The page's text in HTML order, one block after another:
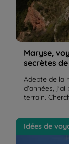
Maryse,
secrètes
Adepte de la
d'années, j'ai
terrain.
Le Tour des
Balaguère |
Idées de